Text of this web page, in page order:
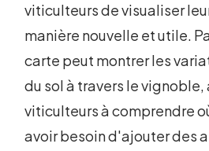
viticulteurs de visualiser
manière nouvelle et utile.
carte peut montrer les
du sol à travers le
viticulteurs à comprendre
avoir besoin d'ajouter des